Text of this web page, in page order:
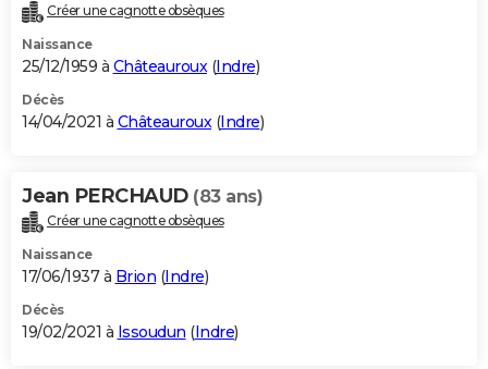
Créer une cagnotte obsèques
Naissance
25/12/1959 à Châteauroux(Indre)
Décès
14/04/2021 à Châteauroux(Indre)
Jean PERCHAUD (83 ans)
Créer une cagnotte obsèques
Naissance
17/06/1937 à Brion (Indre)
Décès
19/02/2021 à Issoudun (Indre)